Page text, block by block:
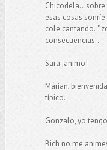
esas cosas
cole cantando.."
consecuencias..
Sara ¡ánimo!
Marían,
típico.
Gonzalo, yo
Bich no me